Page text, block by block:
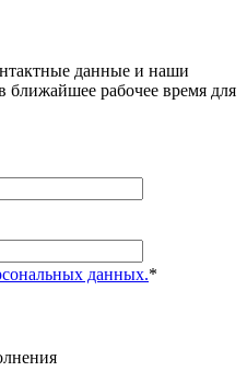
данные и наши
ближайшее рабочее время для
данных.*